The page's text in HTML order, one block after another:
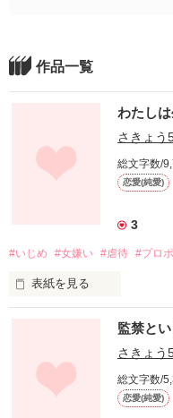
作品一覧
わたし
さきょう
総文字数/
恋愛(純愛)
3
#いじめ #女嫌い #虐待 #プロ
表紙を見る
…毎日あびせられるこの
高校にあがってすぐ、わ
これはきっと、神様から
監禁と
さきょう
総文字数/
恋愛(純愛)